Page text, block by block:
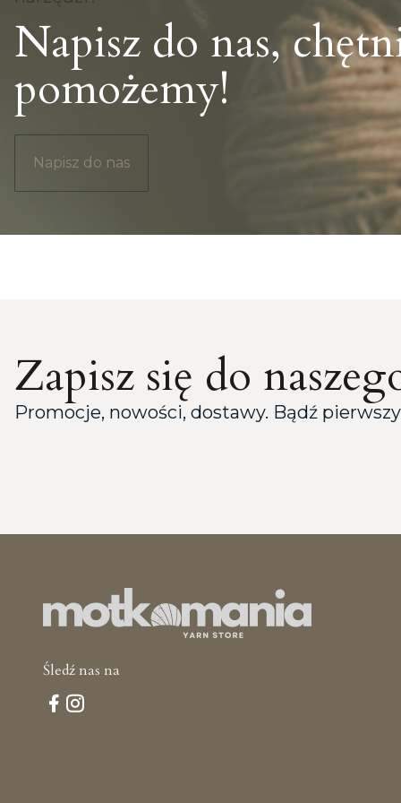
Napisz do nas,
pomożemy!
Napisz do nas
Zapisz się do
Promocje, nowości, dostawy. Bądź
Śledź nas na